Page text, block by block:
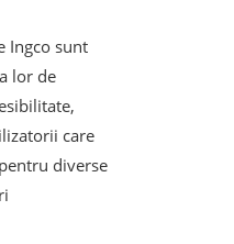
Ingco sunt
lor de
care
diverse